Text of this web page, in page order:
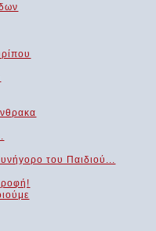
του Παιδιού...